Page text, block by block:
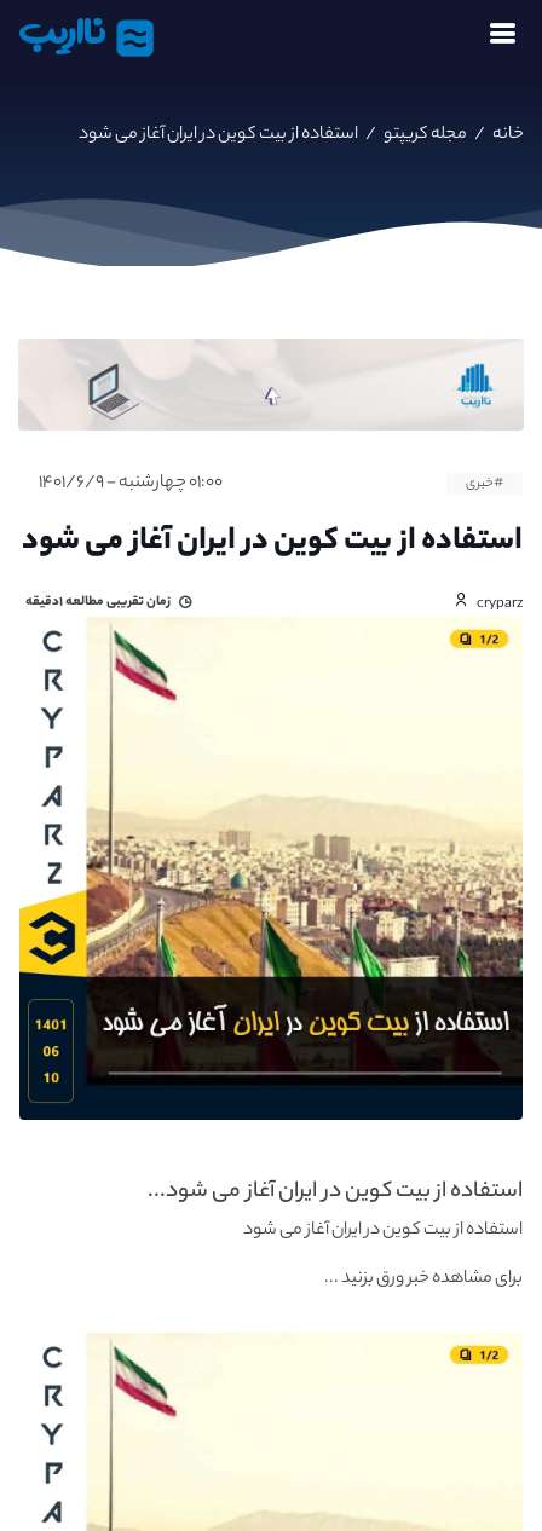
نااریب
خانه / مجله کریپتو / استفاده از بیت کوین در ایران آغاز می شود
#خبری ۰۱:۰۰ چهارشنبه - ۱۴۰۱/۶/۹
استفاده از بیت کوین در ایران آغاز می شود
cryparz زمان تقریبی مطالعه۱دقیقه
استفاده از بیت کوین در ایران آغاز می شود...
استفاده از بیت کوین در ایران آغاز می شود
برای مشاهده خبر ورق بزنید ...